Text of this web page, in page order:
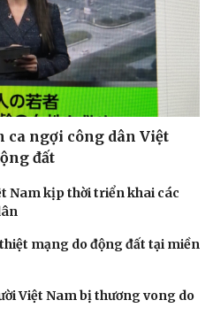
Công nghệ
Sành điệu
Trải nghiệm
Chuyển đổi số
ca ngợi công dân Việt
đất
Nam kịp thời triển khai các
mạng do động đất tại miền
Việt Nam bị thương vong do